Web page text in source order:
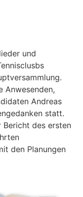
und
Anwesenden,
Andreas
statt.
Bericht des ersten
den Planungen